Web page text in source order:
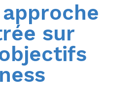
sur